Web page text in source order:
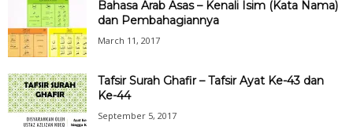
Bahasa Arab Asas – Kenali Isim (Kata Nama)
dan Pembahagiannya
March 11, 2017
Tafsir Surah Ghafir – Tafsir Ayat Ke-43 dan
Ke-44
September 5, 2017